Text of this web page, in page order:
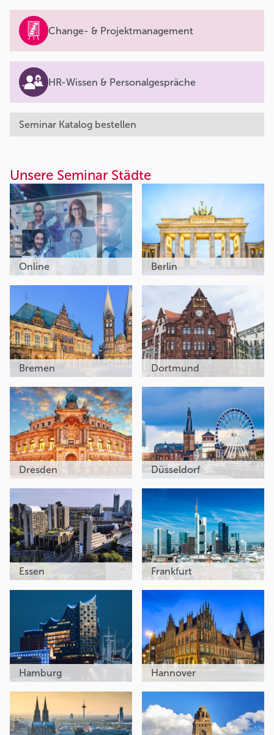
Change- & Projektmanagement
HR-Wissen & Personalgespräche
Seminar Katalog bestellen
Unsere Seminar Städte
Online Berlin
Bremen Dortmund
Dresden Düsseldorf
Essen Frankfurt
Hamburg Hannover